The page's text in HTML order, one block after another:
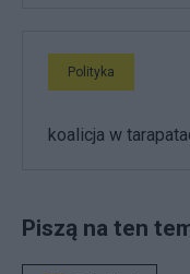
Polityka
koalicja w
Piszą na ten